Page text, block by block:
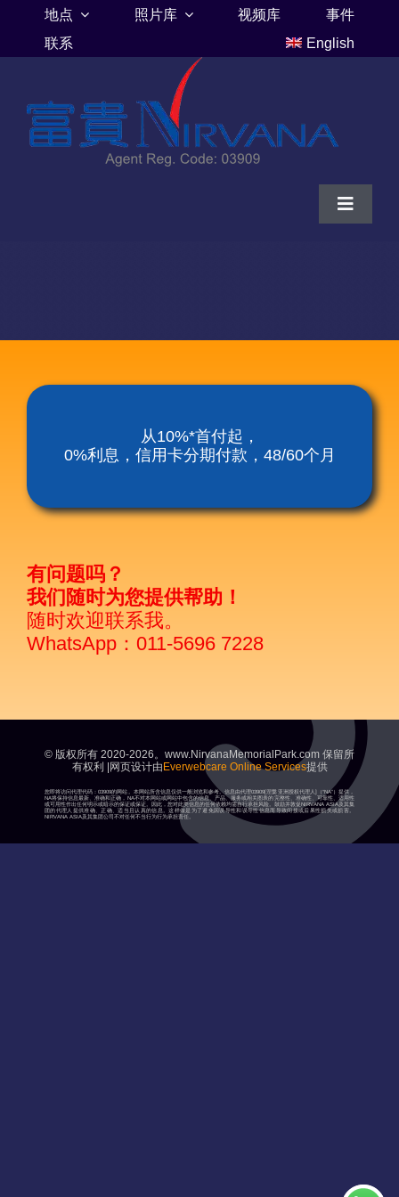
content
地点 照片库 视频库
事件
联系
English
Toggle
涅磐祖传平板电脑
从10%*首付起，
0%利息，信用卡分期付款，48/60个月
有问题吗？
我们随时为您提供帮助！
随时欢迎联系我。
WhatsApp：011-5696 7228
© 版权所有 2020-2026。www.NirvanaMemorialPark.com 保留所
有权利 |网页设计由 Everwebcare Online Services提供
您即将访问代理代码：03909的网站。本网站所含信息仅供一般浏览和参考。信息由代理03909[涅槃亚洲授权代理人]（“NA”）提供，
NA将保持信息最新、准确和正确，NA不对本网站或网站中包含的信息、产品、服务或相关图表的完整性、准确性、可靠性、适用性
或可用性作出任何明示或暗示的保证或保证。因此，您对此类信息的任何依赖均需自行承担风险。鼓励并敦促NIRVANA ASIA及其集
团的代理人提供准确、正确、适当且认真的信息。这样做是为了避免因误导性和误导性信息而导致间接或后果性损失或损害。
NIRVANA ASIA及其集团公司不对任何不当行为行为承担责任。